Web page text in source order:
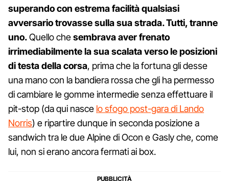
superando con estrema facilità qualsiasi
avversario trovasse sulla sua strada. Tutti, tranne
uno.Quello chesembrava aver frenato
irrimediabilmente la sua scalata verso le posizioni
di testa della corsa, prima che la fortuna gli desse
una mano con la bandiera rossa che gli ha permesso
di cambiare le gomme intermedie senza effettuare il
pit-stop (da qui nasce lo sfogo post-gara di Lando
Norris) e ripartire dunque in seconda posizione a
sandwich tra le due Alpine di Ocon e Gasly che, come
lui, non si erano ancora fermati ai box.